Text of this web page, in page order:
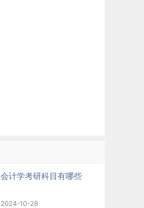
会计学考研科目有哪些
2024-10-28